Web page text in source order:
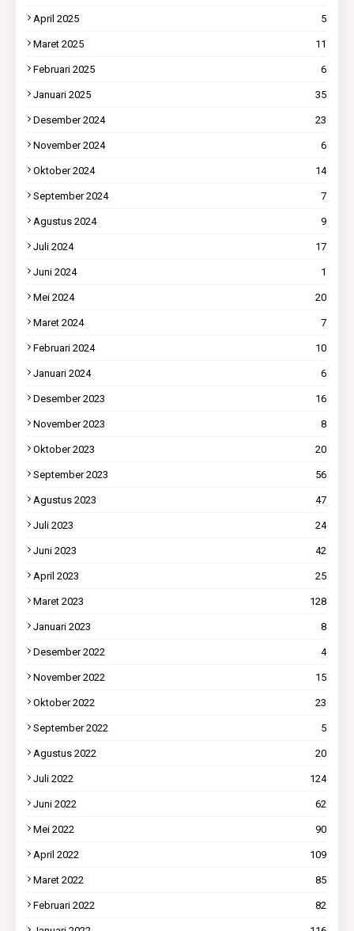
April 2025 5
Maret 2025 11
Februari 2025 6
Januari 2025 35
Desember 2024 23
November 2024 6
Oktober 2024 14
September 2024 7
Agustus 2024 9
Juli 2024 17
Juni 2024 1
Mei 2024 20
Maret 2024 7
Februari 2024 10
Januari 2024 6
Desember 2023 16
November 2023 8
Oktober 2023 20
September 2023 56
Agustus 2023 47
Juli 2023 24
Juni 2023 42
April 2023 25
Maret 2023 128
Januari 2023 8
Desember 2022 4
November 2022 15
Oktober 2022 23
September 2022 5
Agustus 2022 20
Juli 2022 124
Juni 2022 62
Mei 2022 90
April 2022 109
Maret 2022 85
Februari 2022 82